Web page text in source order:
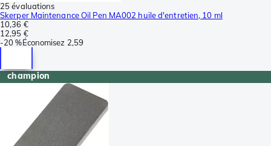
25 évaluations
Skerper Maintenance Oil Pen MA002 huile d'entretien, 10 ml
10,36 €
12,95 €
-20 %Économisez 2,59
champion